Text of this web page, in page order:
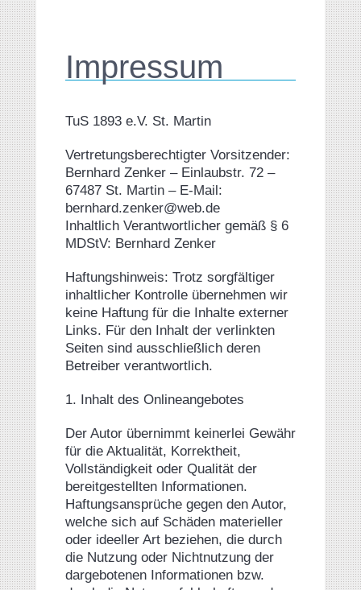
Impressum
TuS 1893 e.V. St. Martin
Vertretungsberechtigter Vorsitzender:
Bernhard Zenker – Einlaubstr. 72 –
67487 St. Martin – E-Mail:
bernhard.zenker@web.de
Inhaltlich Verantwortlicher gemäß § 6
MDStV: Bernhard Zenker
Haftungshinweis: Trotz sorgfältiger
inhaltlicher Kontrolle übernehmen wir
keine Haftung für die Inhalte externer
Links. Für den Inhalt der verlinkten
Seiten sind ausschließlich deren
Betreiber verantwortlich.
1. Inhalt des Onlineangebotes
Der Autor übernimmt keinerlei Gewähr
für die Aktualität, Korrektheit,
Vollständigkeit oder Qualität der
bereitgestellten Informationen.
Haftungsansprüche gegen den Autor,
welche sich auf Schäden materieller
oder ideeller Art beziehen, die durch
die Nutzung oder Nichtnutzung der
dargebotenen Informationen bzw.